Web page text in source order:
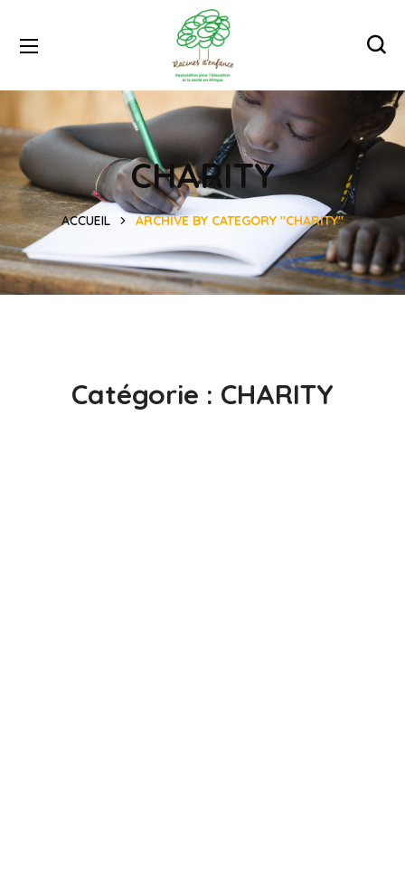
CHARITY
ACCUEIL ARCHIVE BY CATEGORY "CHARITY"
Catégorie : CHARITY